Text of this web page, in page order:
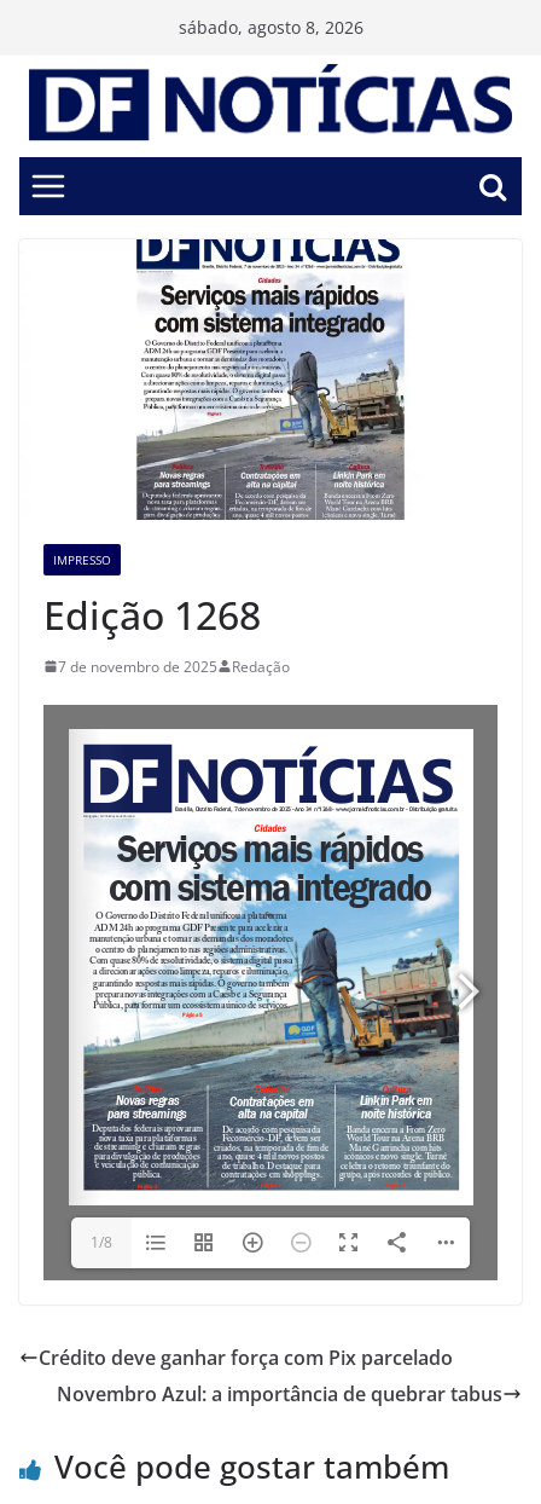
conteúdo
sábado, agosto 8, 2026
IMPRESSO
Edição 1268
7 de novembro de 2025 Redação
1/8
Crédito deve ganhar força com Pix parcelado
Novembro Azul: a importância de quebrar tabus
Você pode gostar também